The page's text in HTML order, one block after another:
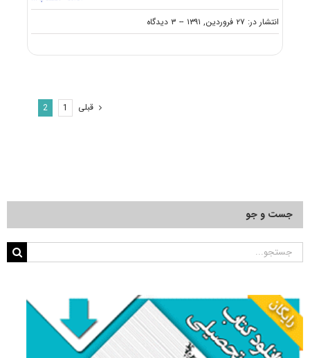
انتشار در: ۲۷ فروردین, ۱۳۹۱ -- ۳ دیدگاه
on
منابع
قبلی
1
2
جست و جو
جستجو